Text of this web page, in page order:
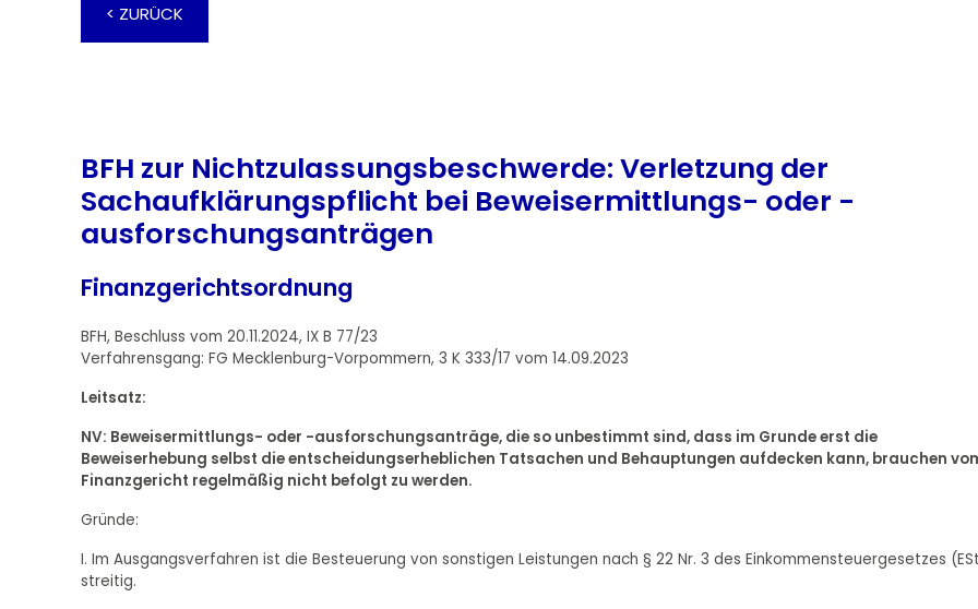
< ZURÜCK
BFH zur Nichtzulassungsbeschwerde: Verletzung der
Sachaufklärungspflicht bei Beweisermittlungs- oder -
ausforschungsanträgen
Finanzgerichtsordnung
BFH, Beschluss vom 20.11.2024, IX B 77/23
Verfahrensgang: FG Mecklenburg-Vorpommern, 3 K 333/17 vom 14.09.2023
Leitsatz:
NV: Beweisermittlungs- oder -ausforschungsanträge, die so unbestimmt sind, dass im Grunde erst die
Beweiserhebung selbst die entscheidungserheblichen Tatsachen und Behauptungen aufdecken kann, brauchen
Finanzgericht regelmäßig nicht befolgt zu werden.
Gründe:
I. Im Ausgangsverfahren ist die Besteuerung von sonstigen Leistungen nach § 22 Nr. 3 des Einkommensteuergesetzes
streitig.